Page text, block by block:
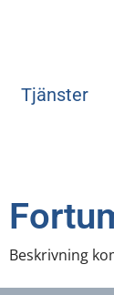
Tjänster
Beskrivning